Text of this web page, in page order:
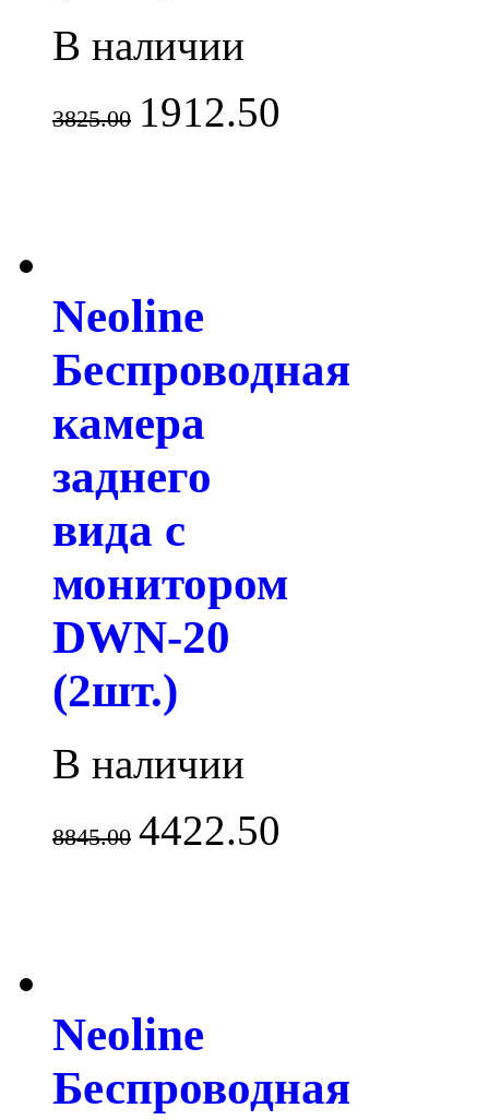
В наличии
3825.00 1912.50
Neoline
Беспроводная
камера
заднего
вида с
монитором
DWN-20
(2шт.)
В наличии
8845.00 4422.50
Neoline
Беспроводная